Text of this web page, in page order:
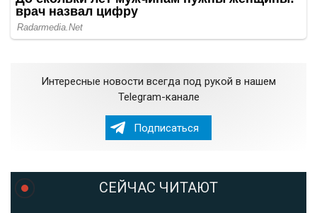
Интересные новости всегда под рукой в нашем
Telegram-канале
Подписаться
СЕЙЧАС ЧИТАЮТ